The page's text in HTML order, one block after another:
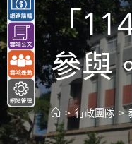
「
參與
> 行政團隊 >